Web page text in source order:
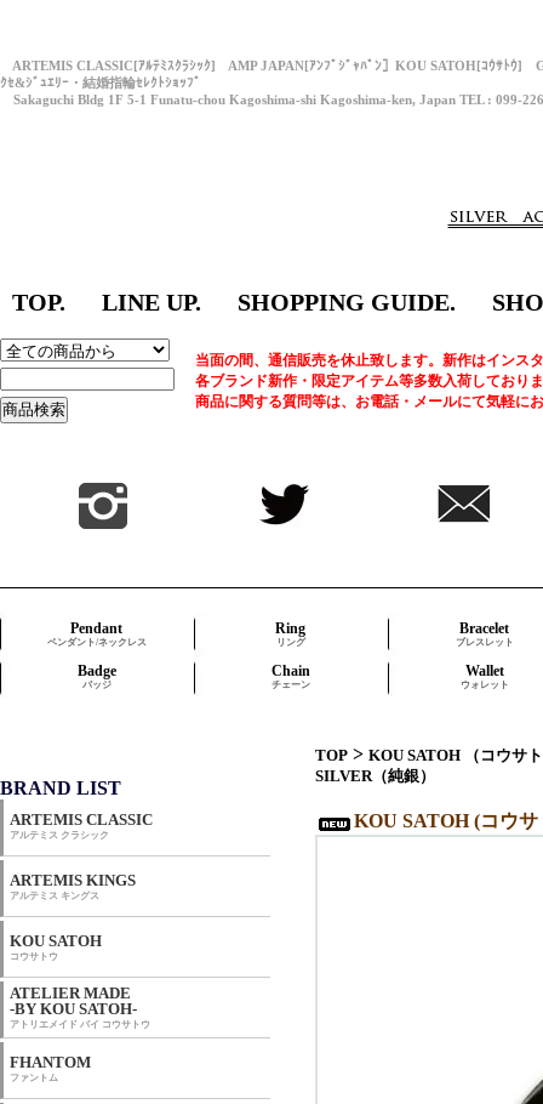
ARTEMIS CLASSIC[ｱﾙﾃﾐｽｸﾗｼｯｸ] AMP JAPAN[ｱﾝﾌﾟｼﾞｬﾊﾟﾝ］KOU SATOH[ｺｳｻﾄｳ]
ｸｾ&ｼﾞｭｴﾘｰ・結婚指輪ｾﾚｸﾄｼｮｯﾌﾟ
Sakaguchi Bldg 1F 5-1 Funatu-chou Kagoshima-shi Kagoshima-ken, Japan TEL : 099-
TOP. LINE UP. SHOPPING GUIDE.
当面の間、通信販売を休止致します。新作はインス
各ブランド新作・限定アイテム等多数入荷しており
商品に関する質問等は、お電話・メールにて気軽に
Pendant
ペンダント/ネックレス
Ring
リング
Bracelet
ブレスレット
Badge
バッジ
Chain
チェーン
Wallet
ウォレット
TOP > KOU SATOH （コウサ
SILVER（純銀）
KOU SATOH (コウ
BRAND LIST
ARTEMIS CLASSIC
アルテミス クラシック
ARTEMIS KINGS
アルテミス キングス
KOU SATOH
コウサトウ
ATELIER MADE
-BY KOU SATOH-
アトリエメイド バイ コウサトウ
FHANTOM
ファントム